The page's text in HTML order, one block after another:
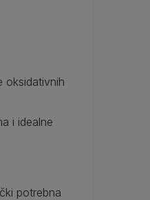
oksidativnih
i idealne
potrebna